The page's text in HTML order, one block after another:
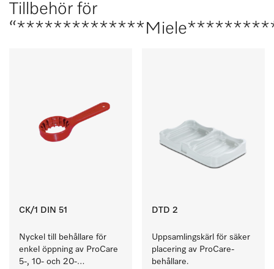
Tillbehör för
CK/1 DIN 51
Nyckel till behållare för
enkel öppning av ProCare
5-, 10- och 20-
DTD 2
Uppsamlingskärl för säker
placering av ProCare-
behållare.